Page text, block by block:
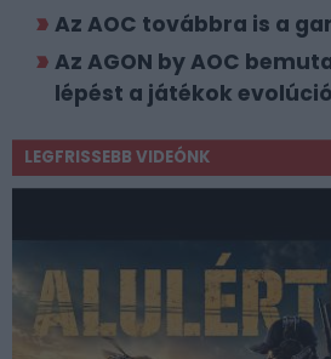
Az AOC továbbra is a
Az AGON by AOC
lépést a játékok
LEGFRISSEBB VIDEÓNK